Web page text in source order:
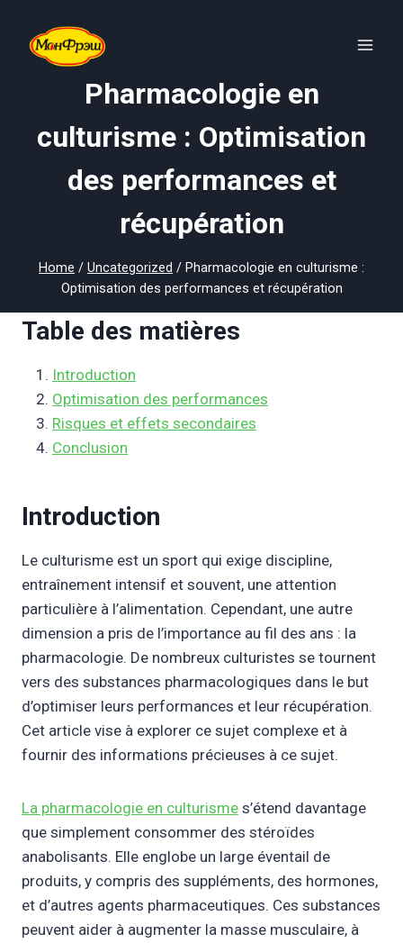
content
Pharmacologie en
culturisme : Optimisation
des performances et
récupération
Home / Uncategorized / Pharmacologie en culturisme :
Optimisation des performances et récupération
Table des matières
Introduction
Optimisation des performances
Risques et effets secondaires
Conclusion
Introduction
Le culturisme est un sport qui exige discipline,
entraînement intensif et souvent, une attention
particulière à l’alimentation. Cependant, une autre
dimension a pris de l’importance au fil des ans : la
pharmacologie. De nombreux culturistes se tournent
vers des substances pharmacologiques dans le but
d’optimiser leurs performances et leur récupération.
Cet article vise à explorer ce sujet complexe et à
fournir des informations précieuses à ce sujet.
La pharmacologie en culturisme s’étend davantage
que simplement consommer des stéroïdes
anabolisants. Elle englobe un large éventail de
produits, y compris des suppléments, des hormones,
et d’autres agents pharmaceutiques. Ces substances
peuvent aider à augmenter la masse musculaire, à